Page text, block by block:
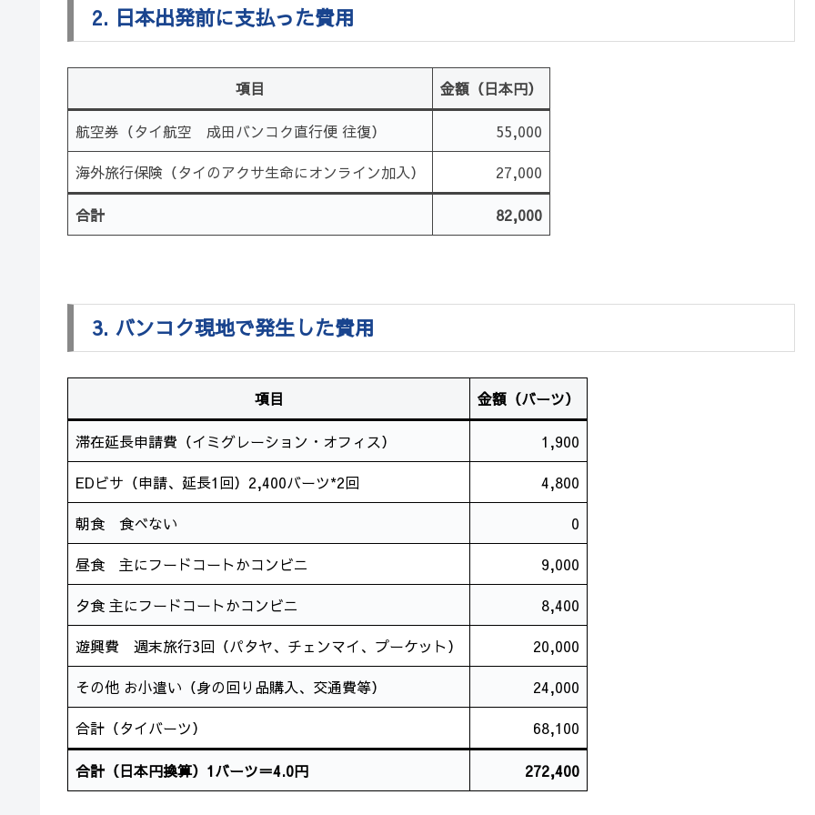
2. 日本出発前に支払った費用
項目 金額（日本円）
航空券（タイ航空 成田バンコク直行便 往復） 55,000
海外旅行保険（タイのアクサ生命にオンライン加入） 27,000
合計 82,000
3. バンコク現地で発生した費用
項目 金額（バーツ）
滞在延長申請費（イミグレーション・オフィス） 1,900
EDビサ（申請、延長1回）2,400バーツ*2回 4,800
朝食 食べない 0
昼食 主にフードコートかコンビニ 9,000
夕食 主にフードコートかコンビニ 8,400
遊興費 週末旅行3回（パタヤ、チェンマイ、プーケット） 20,000
その他 お小遣い（身の回り品購入、交通費等） 24,000
合計（タイバーツ） 68,100
合計（日本円換算）1バーツ＝4.0円 272,400